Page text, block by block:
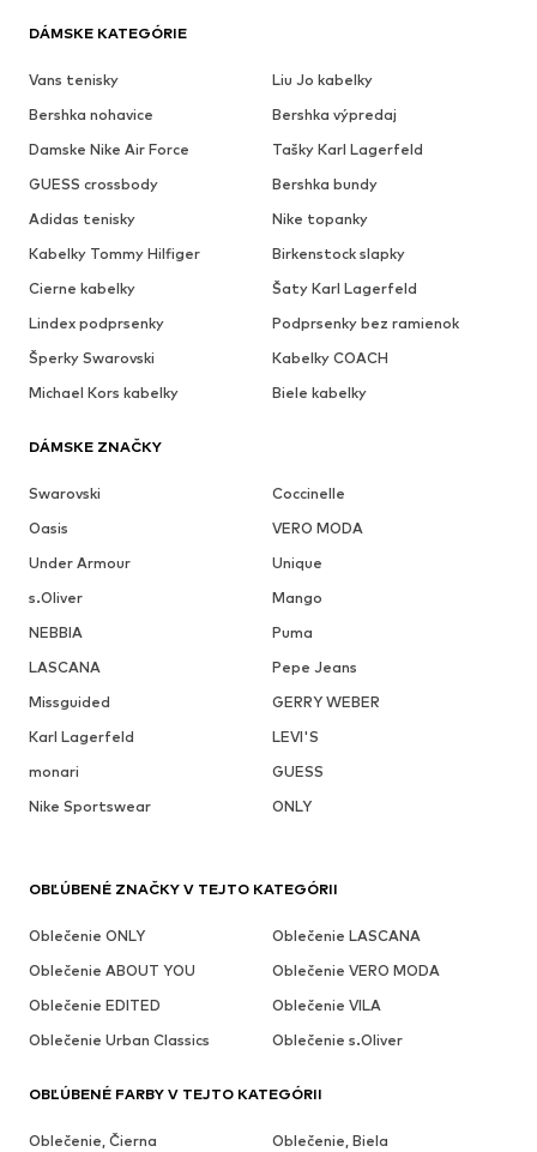
DÁMSKE KATEGÓRIE
Vans tenisky
Liu Jo kabelky
Bershka nohavice
Bershka výpredaj
Damske Nike Air Force
Tašky Karl Lagerfeld
GUESS crossbody
Bershka bundy
Adidas tenisky
Nike topanky
Kabelky Tommy Hilfiger
Birkenstock slapky
Cierne kabelky
Šaty Karl Lagerfeld
Lindex podprsenky
Podprsenky bez ramienok
Šperky Swarovski
Kabelky COACH
Michael Kors kabelky
Biele kabelky
DÁMSKE ZNAČKY
Swarovski
Coccinelle
Oasis
VERO MODA
Under Armour
Unique
s.Oliver
Mango
NEBBIA
Puma
LASCANA
Pepe Jeans
Missguided
GERRY WEBER
Karl Lagerfeld
LEVI'S
monari
GUESS
Nike Sportswear
ONLY
OBĽÚBENÉ ZNAČKY V TEJTO KATEGÓRII
Oblečenie ONLY
Oblečenie LASCANA
Oblečenie ABOUT YOU
Oblečenie VERO MODA
Oblečenie EDITED
Oblečenie VILA
Oblečenie Urban Classics
Oblečenie s.Oliver
OBĽÚBENÉ FARBY V TEJTO KATEGÓRII
Oblečenie, Čierna
Oblečenie, Biela